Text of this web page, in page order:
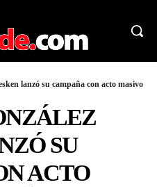
lanzó su campaña con acto masivo
SU
ACTO